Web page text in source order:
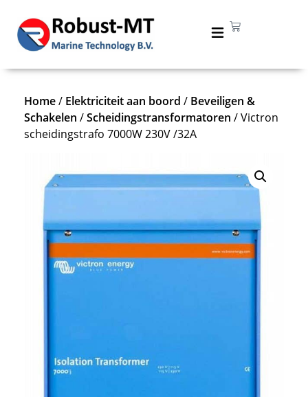
Home/ Elektriciteit aan boord / Beveiligen &
Schakelen /Scheidingstransformatoren / Victron
scheidingstrafo 7000W 230V /32A